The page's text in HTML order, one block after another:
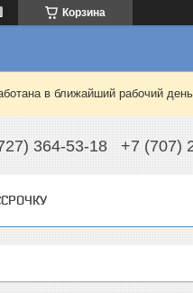
Корзина
в ближайший рабочий
364-53-18 +7 (707)